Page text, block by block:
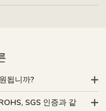
됩니까?
SGS 인증과 같